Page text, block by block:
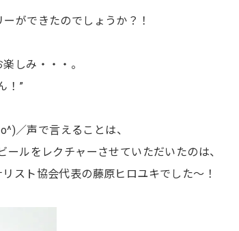
ができたのでしょうか？！
しみ・・・。
！”
／声で言えることは、
ールをレクチャーさせていただいたのは、
スト協会代表の藤原ヒロユキでした〜！